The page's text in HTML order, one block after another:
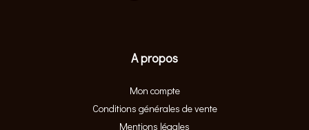
A propos
Mon compte
Conditions générales de vente
Mentions légales